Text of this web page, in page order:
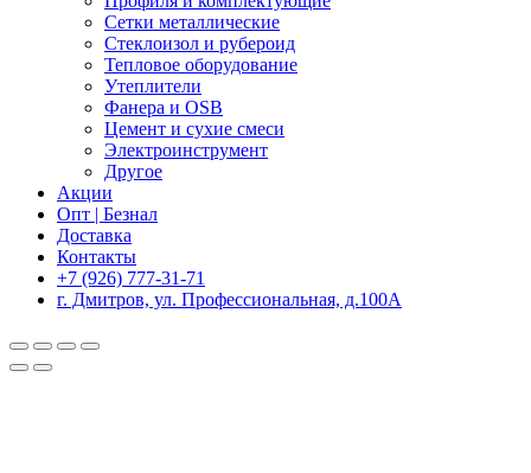
Сетки металлические
Стеклоизол и рубероид
Тепловое оборудование
Утеплители
Фанера и OSB
Цемент и сухие смеси
Электроинструмент
Другое
Акции
Опт | Безнал
Доставка
Контакты
+7 (926) 777-31-71
г. Дмитров, ул. Профессиональная, д.100А